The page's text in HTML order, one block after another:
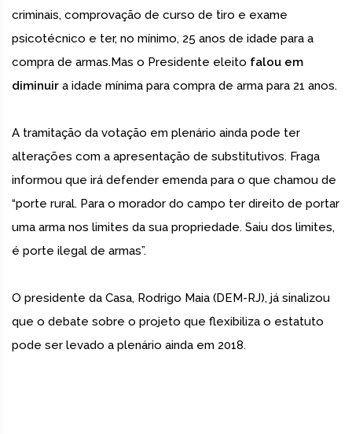
criminais, comprovação de curso de tiro e exame
psicotécnico e ter, no mínimo, 25 anos de idade para a
compra de armas.Mas o Presidente eleito falou em
diminuir a idade mínima para compra de arma para 21 anos.
A tramitação da votação em plenário ainda pode ter
alterações com a apresentação de substitutivos. Fraga
informou que irá defender emenda para o que chamou de
“porte rural. Para o morador do campo ter direito de portar
uma arma nos limites da sua propriedade. Saiu dos limites,
é porte ilegal de armas”.
O presidente da Casa, Rodrigo Maia (DEM-RJ), já sinalizou
que o debate sobre o projeto que flexibiliza o estatuto
pode ser levado a plenário ainda em 2018.